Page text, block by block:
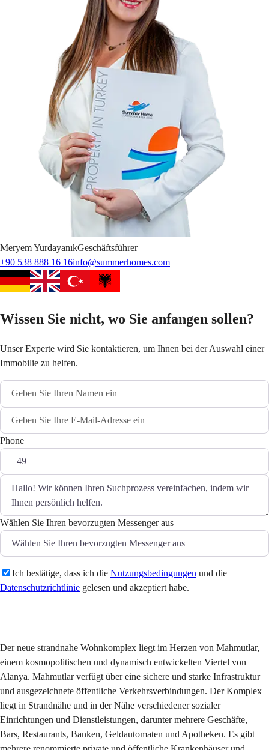
MeryemYurdayanıkGeschäftsführer
+90 538 888 16 16info@summerhomes.com
Wissen Sie nicht, wo Sie anfangen sollen?
Unser Experte wird Sie kontaktieren, um Ihnen bei der Auswahl einer
Immobilie zu helfen.
Phone
Wählen Sie Ihren bevorzugten Messenger aus
Ich bestätige, dass ich die Nutzungsbedingungen und die
Datenschutzrichtlinie gelesen und akzeptiert habe.
Der neue strandnahe Wohnkomplex liegt im Herzen von Mahmutlar,
einem kosmopolitischen und dynamisch entwickelten Viertel von
Alanya. Mahmutlar verfügt über eine sichere und starke Infrastruktur
und ausgezeichnete öffentliche Verkehrsverbindungen. Der Komplex
liegt in Strandnähe und in der Nähe verschiedener sozialer
Einrichtungen und Dienstleistungen, darunter mehrere Geschäfte,
Bars, Restaurants, Banken, Geldautomaten und Apotheken. Es gibt